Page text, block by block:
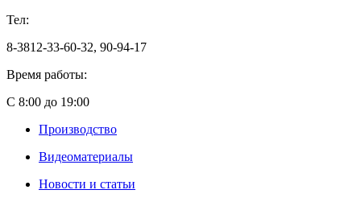
Тел:
8-3812-33-60-32, 90-94-17
Время работы:
С 8:00 до 19:00
Производство
Видеоматериалы
Новости и статьи